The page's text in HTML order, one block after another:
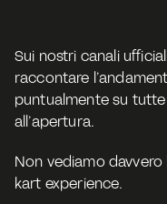
Sui nostri canali
raccontare
puntualmente su
all’apertura.
Non vediamo davvero
kart experience.